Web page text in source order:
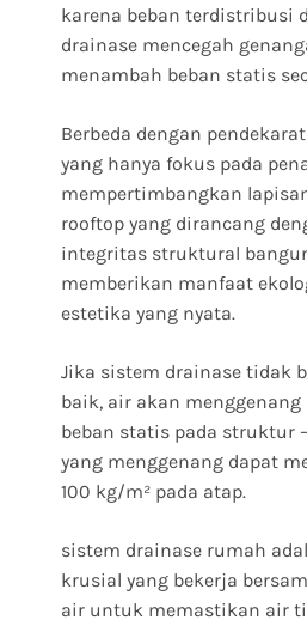
karena beban terdistribusi
drainase mencegah
menambah beban statis
Berbeda dengan
yang hanya fokus pada
mempertimbangkan
rooftop yang dirancang
integritas struktural
memberikan manfaat
estetika yang nyata.
Jika sistem drainase tidak
baik, air akan
beban statis pada struktur
yang menggenang dapat
100 kg/m² pada atap.
sistem drainase rumah
krusial yang bekerja
air untuk memastikan air